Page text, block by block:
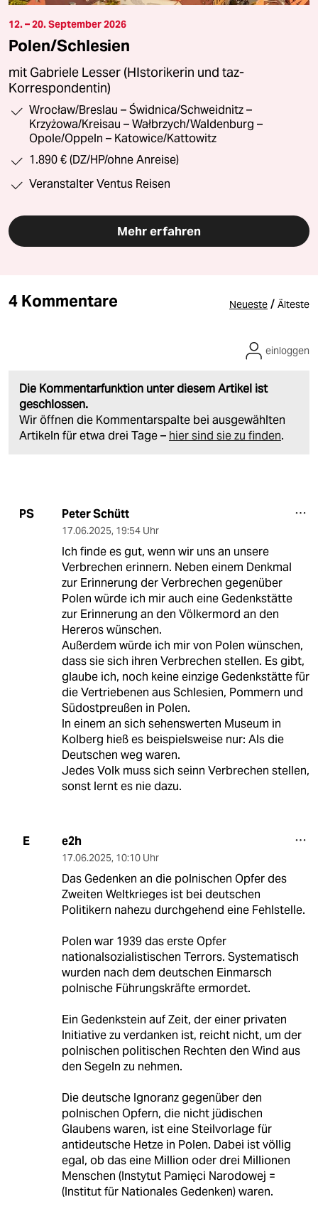
12. – 20. September 2026
Polen/Schlesien
mit Gabriele Lesser (HIstorikerin und taz-
Korrespondentin)
Wrocław/Breslau – Świdnica/Schweidnitz –
Krzyżowa/Kreisau – Wałbrzych/Waldenburg –
Opole/Oppeln – Katowice/Kattowitz
1.890 € (DZ/HP/ohne Anreise)
Veranstalter Ventus Reisen
Mehr erfahren
4 Kommentare Neueste / Älteste
Die Kommentarfunktion unter diesem Artikel ist
geschlossen.
Wir öffnen die Kommentarspalte bei ausgewählten
Artikeln für etwa drei Tage – hier sind sie zu finden.
einloggen
PS Peter Schütt
17.06.2025, 19:54 Uhr
Ich finde es gut, wenn wir uns an unsere
Verbrechen erinnern. Neben einem Denkmal
zur Erinnerung der Verbrechen gegenüber
Polen würde ich mir auch eine Gedenkstätte
zur Erinnerung an den Völkermord an den
Hereros wünschen.
Außerdem würde ich mir von Polen wünschen,
dass sie sich ihren Verbrechen stellen. Es gibt,
glaube ich, noch keine einzige Gedenkstätte für
die Vertriebenen aus Schlesien, Pommern und
Südostpreußen in Polen.
In einem an sich sehenswerten Museum in
Kolberg hieß es beispielsweise nur: Als die
Deutschen weg waren.
Jedes Volk muss sich seinn Verbrechen stellen,
sonst lernt es nie dazu.
E e2h
17.06.2025, 10:10 Uhr
Das Gedenken an die polnischen Opfer des
Zweiten Weltkrieges ist bei deutschen
Politikern nahezu durchgehend eine Fehlstelle.
Polen war 1939 das erste Opfer
nationalsozialistischen Terrors. Systematisch
wurden nach dem deutschen Einmarsch
polnische Führungskräfte ermordet.
Ein Gedenkstein auf Zeit, der einer privaten
Initiative zu verdanken ist, reicht nicht, um der
polnischen politischen Rechten den Wind aus
den Segeln zu nehmen.
Die deutsche Ignoranz gegenüber den
polnischen Opfern, die nicht jüdischen
Glaubens waren, ist eine Steilvorlage für
antideutsche Hetze in Polen. Dabei ist völlig
egal, ob das eine Million oder drei Millionen
Menschen (Instytut Pamięci Narodowej =
(Institut für Nationales Gedenken) waren.